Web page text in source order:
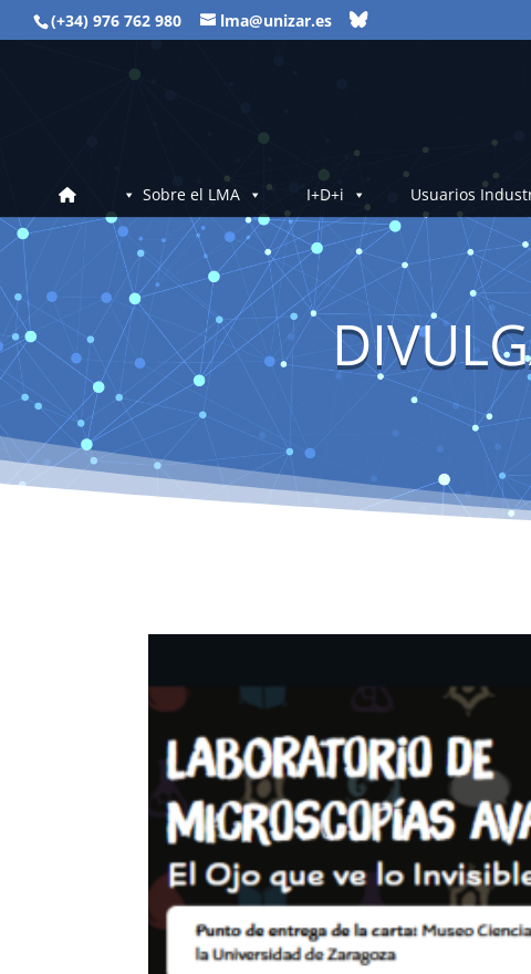
(+34) 976 762 980 lma@unizar.es
Sobre el LMA I+D+i Usuarios